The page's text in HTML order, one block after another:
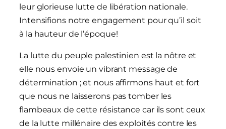
leur glorieuse lutte de libération nationale.
Intensifions notre engagement pour qu’il soit
à la hauteur de l’époque!
La lutte du peuple palestinien est la nôtre et
elle nous envoie un vibrant message de
détermination ; et nous affirmons haut et fort
que nous ne laisserons pas tomber les
flambeaux de cette résistance car ils sont ceux
de la lutte millénaire des exploités contre les